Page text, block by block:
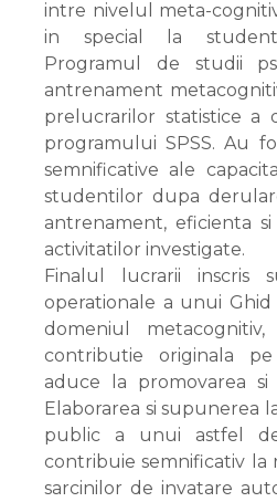
intre nivelul meta-
in special la
Programul de studii
antrenament
prelucrarilor statistice a
programului SPSS. Au
semnificative ale
studentilor dupa
antrenament, eficienta
activitatilor investigate.
Finalul lucrarii inscris
operationale a unui
domeniul
contributie originala
aduce la promovarea si
Elaborarea si supunerea
public a unui astfel
contribuie semnificativ la
sarcinilor de invatare